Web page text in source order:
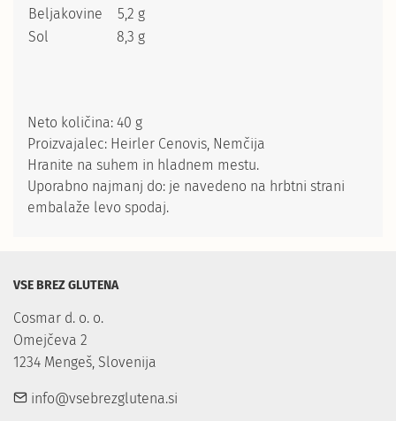
Beljakovine
5,2 g
Sol
8,3 g
Neto količina: 40 g
Proizvajalec: Heirler Cenovis, Nemčija
Hranite na suhem in hladnem mestu.
Uporabno najmanj do: je navedeno na hrbtni strani
embalaže levo spodaj.
VSE BREZ GLUTENA
Cosmar d. o. o.
Omejčeva 2
1234 Mengeš, Slovenija
info@vsebrezglutena.si